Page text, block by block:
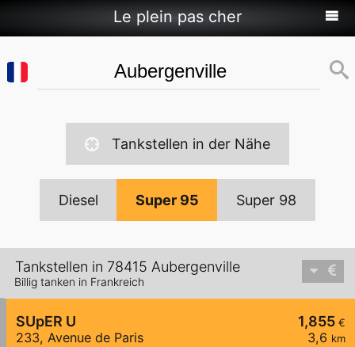
Le plein pas cher
Tankstellen in der Nähe
Diesel Super 95 Super 98
Tankstellen in 78415 Aubergenville
Billig tanken in Frankreich
1,855 €
3,6 km
SUpER U
233, Avenue de Paris